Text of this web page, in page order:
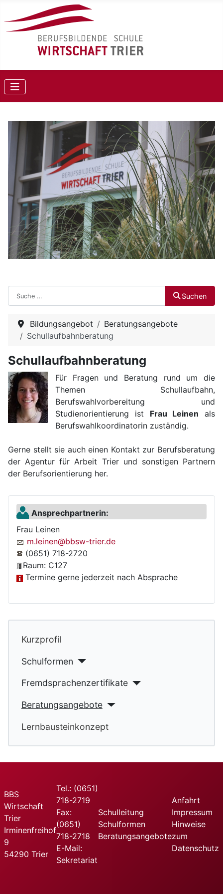
Suchen Suchen
Kurzprofil
Schulformen
Fremdsprachenzertifikate
Beratungsangebote
Lernbausteinkonzept
Bildungsangebot
Beratungsangebote
Schullaufbahnberatung
Schullaufbahnberatung
Für Fragen und Beratung rund um die
Themen Schullaufbahn,
Berufswahlvorbereitung und
Studienorientierung ist Frau Leinen als
Berufswahlkoordinatorin zuständig.
Gerne stellt sie auch einen Kontakt zur Berufsberatung
der Agentur für Arbeit Trier und sonstigen Partnern
der Berufsorientierung her.
Ansprechpartnerin:
Frau Leinen
m.leinen@bbsw-trier.de
(0651) 718-2720
Raum: C127
Termine gerne jederzeit nach Absprache
BBS
Wirtschaft
Trier
Irminenfreihof
9
54290 Trier
Tel.: (0651)
718-2719
Fax:
(0651)
718-2718
E-Mail:
Sekretariat
Schulleitung
Schulformen
Beratungsangebote
Anfahrt
Impressum
Hinweise
zum
Datenschutz